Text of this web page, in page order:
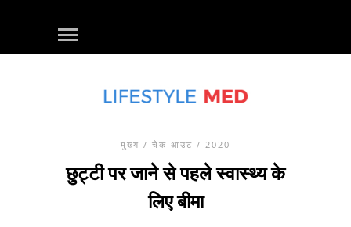
मुख्य / चेक आउट / 2020
छुट्टी पर जाने से पहले स्वास्थ्य के
लिए बीमा